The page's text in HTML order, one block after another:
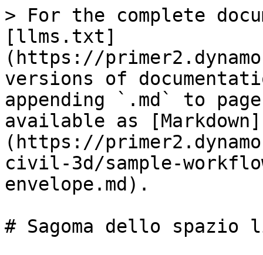
> For the complete
[llms.txt]
(https://
versions of
appending `.md` to
available as [Markdown]
(https://
civil-3d/sample-
envelope.md).
# Sagoma dello spazio